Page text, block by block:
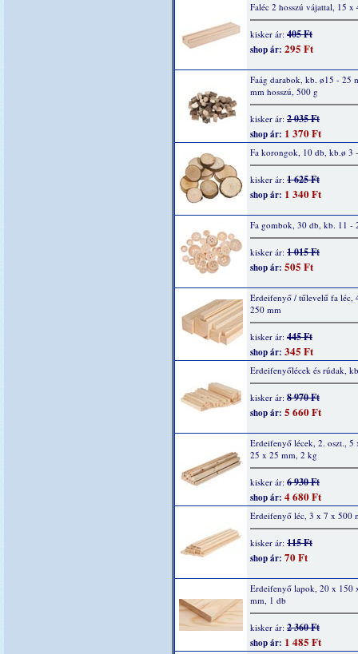
Faléc 2 hosszú vájattal, 15 x
kisker ár: 405 Ft
shop ár: 295 Ft
Faág darabok, kb. ø15 - 25
mm hosszú, 500 g
kisker ár: 2 035 Ft
shop ár: 1 370 Ft
Fa korongok, 10 db, kb.ø 3
kisker ár: 1 625 Ft
shop ár: 1 340 Ft
Fa gombok, 30 db, kb. 11 -
kisker ár: 1 015 Ft
shop ár: 505 Ft
Erdeifenyő / tűlevelű fa léc,
250 mm
kisker ár: 445 Ft
shop ár: 345 Ft
Erdeifenyőlécek és rúdak,
kisker ár: 8 970 Ft
shop ár: 5 660 Ft
Erdeifenyő lécek, 2. oszt., 5
25 x 25 mm, 2 kg
kisker ár: 6 930 Ft
shop ár: 4 680 Ft
Erdeifenyő léc, 3 x 7 x 500
kisker ár: 115 Ft
shop ár: 70 Ft
Erdeifenyő lapok, 20 x 150
mm, 1 db
kisker ár: 2 360 Ft
shop ár: 1 485 Ft